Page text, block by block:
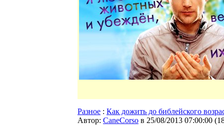
Разное : Как дожить до библейского
Автор: CaneCorso в 25/08/2013 07:00:00 (